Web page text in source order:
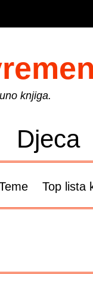
knjiga.
Djeca
Top lista